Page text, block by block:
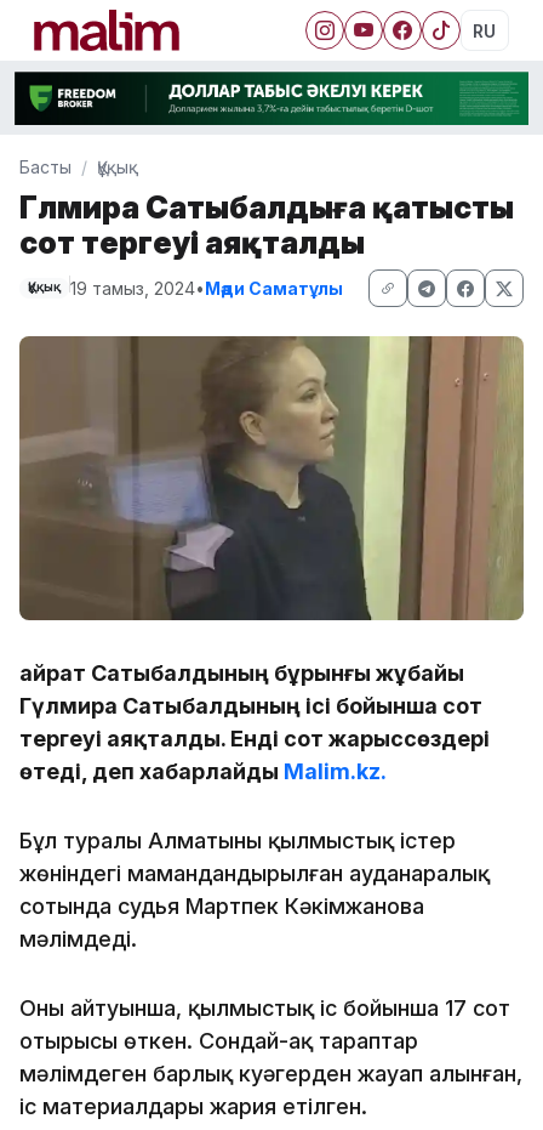
RU
Басты Құқық
Гүлмира Сатыбалдыға қатысты
сот тергеуі аяқталды
Құқық 19 тамыз, 2024•Мәди Саматұлы
Қайрат Сатыбалдының бұрынғы жұбайы
Гүлмира Сатыбалдының ісі бойынша сот
тергеуі аяқталды. Енді сот жарыссөздері
өтеді, деп хабарлайды Malim.kz.
Бұл туралы Алматының қылмыстық істер
жөніндегі мамандандырылған ауданаралық
сотында судья Мартпек Кәкімжанова
мәлімдеді.
Оның айтуынша, қылмыстық іс бойынша 17 сот
отырысы өткен. Сондай-ақ тараптар
мәлімдеген барлық куәгерден жауап алынған,
іс материалдары жария етілген.